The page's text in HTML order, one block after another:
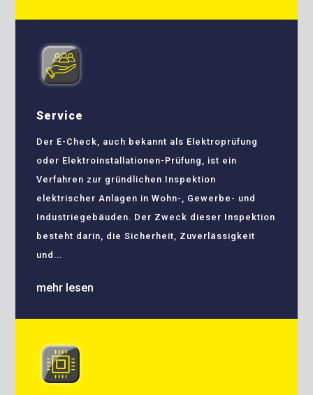
Service
Der E-Check, auch bekannt als Elektroprüfung
oder Elektroinstallationen-Prüfung, ist ein
Verfahren zur gründlichen Inspektion
elektrischer Anlagen in Wohn-, Gewerbe- und
Industriegebäuden. Der Zweck dieser Inspektion
besteht darin, die Sicherheit, Zuverlässigkeit
und...
mehr lesen